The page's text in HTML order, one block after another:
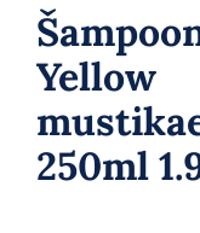
Meik
Tarvikud
Parfüümid
Yellow
250ml